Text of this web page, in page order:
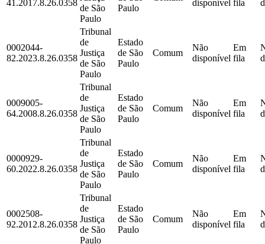
41.2017.8.26.0358
de São
Paulo
Paulo
disponível fila
0002044-
82.2023.8.26.0358
Tribunal
de
Justiça
de São
Paulo
Estado
de São
Paulo
Comum
Não
disponível
Em
fila
0009005-
64.2008.8.26.0358
Tribunal
de
Justiça
de São
Paulo
Estado
de São
Paulo
Comum
Não
disponível
Em
fila
0000929-
60.2022.8.26.0358
Tribunal
de
Justiça
de São
Paulo
Estado
de São
Paulo
Comum
Não
disponível
Em
fila
0002508-
92.2012.8.26.0358
Tribunal
de
Justiça
de São
Paulo
Estado
de São
Paulo
Comum
Não
disponível
Em
fila